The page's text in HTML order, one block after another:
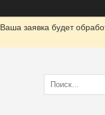
заявка будет